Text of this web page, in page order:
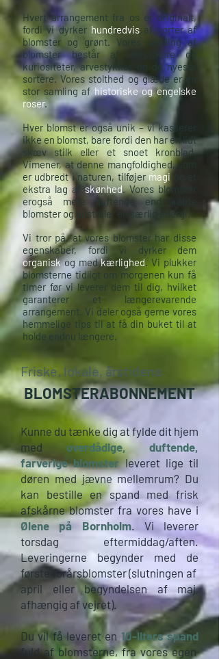
Hvert arrangement fra os er originalt,
fordi vi dyrker hundredvis af sorter af
blomster og grønt. Vores samling af
blomster består af klassikere og
kuriositeter, arvestykker og de nyeste
sortere. Vores stolthed og glæde er en
stor samling af historiske og engelske
roser.
Hver blomst er også unik – vi kasserer
ikke en blomst, bare fordi den har en lidt
skæv stilk eller et snoet kronblad.
Vimener, at denne mangfoldighed, som
er udbredt i naturen, tilføjermagi
ekstra lag af skønhed. Vores blomster
erogså mere duftende end købte
blomster og udstråler en særlig
energi.
Vi tror på, at vores blomster har disse
egenskaber,fordi vi dyrker dem
organiskog medkærlighed. Vi plukker
blomsterne tidligt om morgenen kun få
timer før vi leverer dem til dig, hvilket
garanterer et længerevarende
arrangement. Vi deler også gerne vores
hemmelige tips til at få din buket til at
holde endnu længere.
Friske, lokale, årstidens
BLOMSTERABONNEMENT
Kunne du tænke dig at fylde dit hjem
med overdådige, duftende,
farverige blomsterleveret lige til
døren med jævne mellemrum? Du
kan bestille en spand med frisk
afskårne blomster fra vores have i
Ølene på Bornholm. Vi leverer
torsdag eftermiddag/aften.
Leveringerne begynder med de
første forårsblomster (slutningen af ​​
april eller begyndelsen af ​​maj,
afhængig af vejret).
Du vil få leveret en 10-liters spand
fuld af blomsterne, fra vores egen